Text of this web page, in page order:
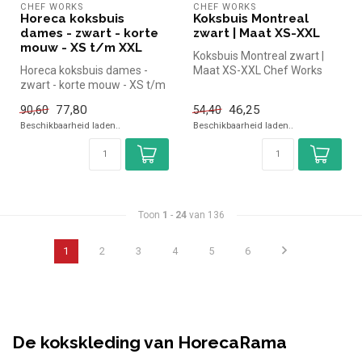
CHEF WORKS
Horeca koksbuis
dames - zwart - korte
mouw - XS t/m XXL
Horeca koksbuis dames -
zwart - korte mouw - XS t/m
v...
90,60 77,80
Beschikbaarheid laden..
CHEF WORKS
Koksbuis Montreal
zwart | Maat XS-XXL
Koksbuis Montreal zwart |
Maat XS-XXL Chef Works
54,40 46,25
Beschikbaarheid laden..
Toon 1 - 24van 136
1 2 3 4 5 6
De kokskleding van HorecaRama